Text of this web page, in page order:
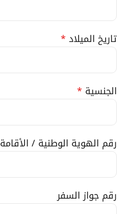
تاريخ الميلاد *
الجنسية *
رقم الهوية الوطنية / الأقامة
رقم جواز السفر